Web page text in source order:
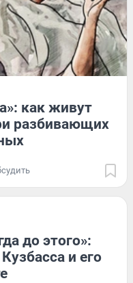
как живут
разбивающих
до этого»:
и его